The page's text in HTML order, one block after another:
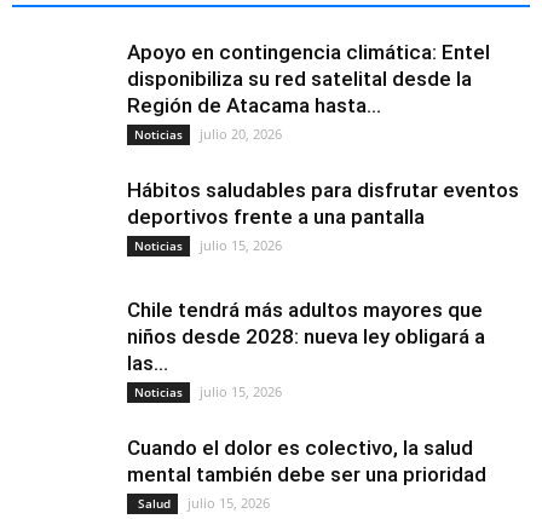
Apoyo en contingencia climática: Entel
disponibiliza su red satelital desde la
Región de Atacama hasta...
Noticias julio 20, 2026
Hábitos saludables para disfrutar eventos
deportivos frente a una pantalla
Noticias julio 15, 2026
Chile tendrá más adultos mayores que
niños desde 2028: nueva ley obligará a
las...
Noticias julio 15, 2026
Cuando el dolor es colectivo, la salud
mental también debe ser una prioridad
Salud julio 15, 2026